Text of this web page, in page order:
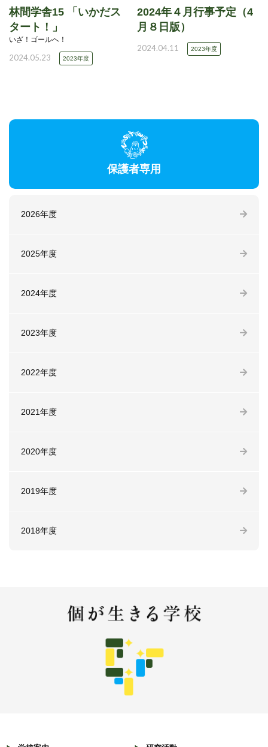
林間学舎15 「いかだス
タート！」
いざ！ゴールへ！
2024.05.23 2023年度
2024年４月行事予定（4
月８日版）
2024.04.11 2023年度
保護者専用
2026年度
2025年度
2024年度
2023年度
2022年度
2021年度
2020年度
2019年度
2018年度